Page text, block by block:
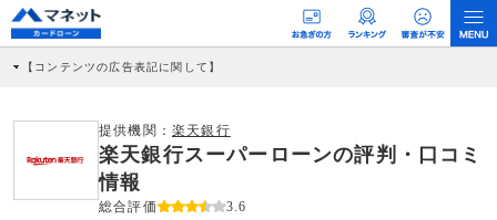
【コンテンツの広告表記に関して】
社に対して企業から紹介報酬が支払われるという収益モデルです。 ただし、特定の
商品を根拠なくPRするものではなく、当編集部の調査／ユーザーへの口コミ収集な
どに基づき、公平性を担保した情報提供を行っています。
提供機関： 楽天銀行
楽天銀行スーパーローンの評判・口コミ
情報
総合評価 3.6